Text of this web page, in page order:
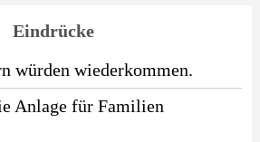
Eindrücke
würden wiederkommen.
Anlage für Familien